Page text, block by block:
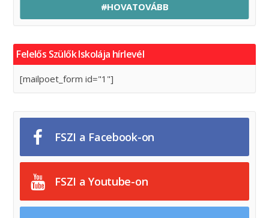
#HOVATOVÁBB
Felelős Szülők Iskolája hírlevél
[mailpoet_form id="1"]
FSZI a Facebook-on
FSZI a Youtube-on